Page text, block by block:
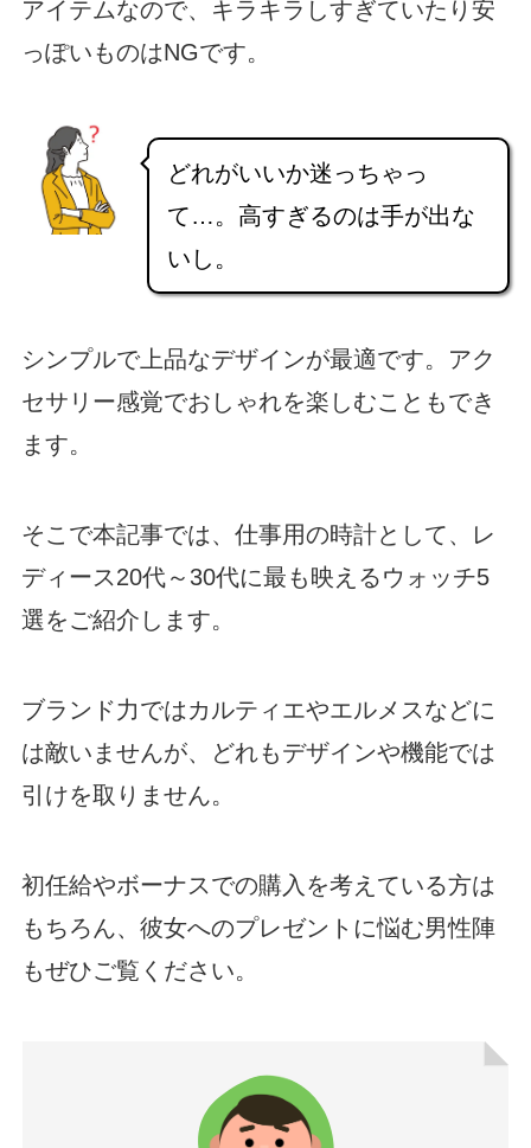
アイテムなので、キラキラしすぎていたり安
っぽいものはNGです。
どれがいいか迷っちゃっ
て…。高すぎるのは手が出な
いし。
シンプルで上品なデザインが最適です。アク
セサリー感覚でおしゃれを楽しむこともでき
ます。
そこで本記事では、仕事用の時計として、レ
ディース20代～30代に最も映えるウォッチ5
選をご紹介します。
ブランド力ではカルティエやエルメスなどに
は敵いませんが、どれもデザインや機能では
引けを取りません。
初任給やボーナスでの購入を考えている方は
もちろん、彼女へのプレゼントに悩む男性陣
もぜひご覧ください。